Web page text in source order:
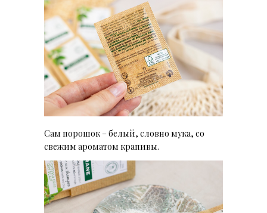
Сам порошок – белый, словно мука, со
свежим ароматом крапивы.